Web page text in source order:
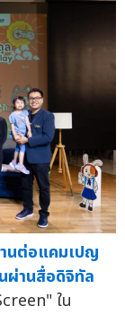
นต่อแคมเปญ
ผ่านสื่อดิจิทัล
ใน